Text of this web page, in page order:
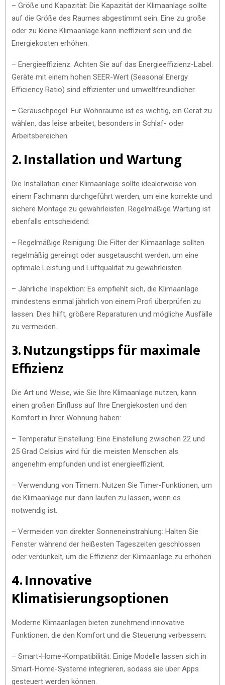
– Größe und Kapazität: Die Kapazität der Klimaanlage sollte
auf die Größe des Raumes abgestimmt sein. Eine zu große
oder zu kleine Klimaanlage kann ineffizient sein und die
Energiekosten erhöhen.
– Energieeffizienz: Achten Sie auf das Energieeffizienz-Label.
Geräte mit einem hohen SEER-Wert (Seasonal Energy
Efficiency Ratio) sind effizienter und umweltfreundlicher.
– Geräuschpegel: Für Wohnräume ist es wichtig, ein Gerät zu
wählen, das leise arbeitet, besonders in Schlaf- oder
Arbeitsbereichen.
2. Installation und Wartung
Die Installation einer Klimaanlage sollte idealerweise von
einem Fachmann durchgeführt werden, um eine korrekte und
sichere Montage zu gewährleisten. Regelmäßige Wartung ist
ebenfalls entscheidend:
– Regelmäßige Reinigung: Die Filter der Klimaanlage sollten
regelmäßig gereinigt oder ausgetauscht werden, um eine
optimale Leistung und Luftqualität zu gewährleisten.
– Jährliche Inspektion: Es empfiehlt sich, die Klimaanlage
mindestens einmal jährlich von einem Profi überprüfen zu
lassen. Dies hilft, größere Reparaturen und mögliche Ausfälle
zu vermeiden.
3. Nutzungstipps für maximale
Effizienz
Die Art und Weise, wie Sie Ihre Klimaanlage nutzen, kann
einen großen Einfluss auf Ihre Energiekosten und den
Komfort in Ihrer Wohnung haben:
– Temperatur Einstellung: Eine Einstellung zwischen 22 und
25 Grad Celsius wird für die meisten Menschen als
angenehm empfunden und ist energieeffizient.
– Verwendung von Timern: Nutzen Sie Timer-Funktionen, um
die Klimaanlage nur dann laufen zu lassen, wenn es
notwendig ist.
– Vermeiden von direkter Sonneneinstrahlung: Halten Sie
Fenster während der heißesten Tageszeiten geschlossen
oder verdunkelt, um die Effizienz der Klimaanlage zu erhöhen.
4. Innovative
Klimatisierungsoptionen
Moderne Klimaanlagen bieten zunehmend innovative
Funktionen, die den Komfort und die Steuerung verbessern:
– Smart-Home-Kompatibilität: Einige Modelle lassen sich in
Smart-Home-Systeme integrieren, sodass sie über Apps
gesteuert werden können.